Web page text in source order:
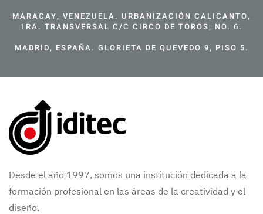
MARACAY, VENEZUELA. URBANIZACIÓN CALICANTO,
1RA. TRANSVERSAL C/C CIRCO DE TOROS, NO. 6.
MADRID, ESPAÑA. GLORIETA DE QUEVEDO 9, PISO 5.
Desde el año 1997, somos una institución dedicada a la
formación profesional en las áreas de la creatividad y el
diseño.